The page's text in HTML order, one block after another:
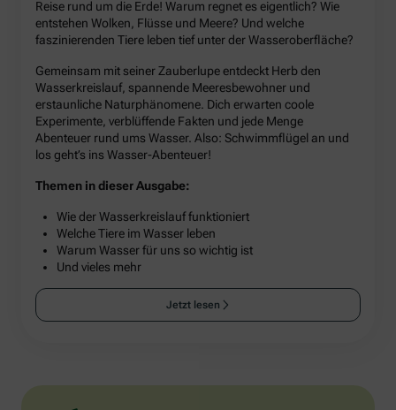
Reise rund um die Erde! Warum regnet es eigentlich? Wie
entstehen Wolken, Flüsse und Meere? Und welche
faszinierenden Tiere leben tief unter der Wasseroberfläche?
Gemeinsam mit seiner Zauberlupe entdeckt Herb den
Wasserkreislauf, spannende Meeresbewohner und
erstaunliche Naturphänomene. Dich erwarten coole
Experimente, verblüffende Fakten und jede Menge
Abenteuer rund ums Wasser. Also: Schwimmflügel an und
los geht’s ins Wasser-Abenteuer!
Themen in dieser Ausgabe:
Wie der Wasserkreislauf funktioniert
Welche Tiere im Wasser leben
Warum Wasser für uns so wichtig ist
Und vieles mehr
Jetzt lesen